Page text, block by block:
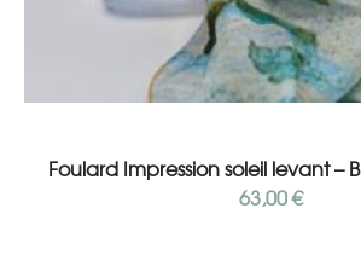
Foulard Impression soleil levant –
63,00€